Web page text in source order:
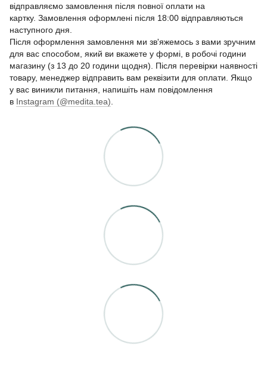
відправляємо замовлення після повної оплати на
картку. Замовлення оформлені після 18:00 відправляються
наступного дня.
Після оформлення замовлення ми зв'яжемось з вами зручним
для вас способом, який ви вкажете у формі, в робочі години
магазину (з 13 до 20 години щодня). Після перевірки наявності
товару, менеджер відправить вам реквізити для оплати. Якщо
у вас виникли питання, напишіть нам повідомлення
в Instagram (@medita.tea)